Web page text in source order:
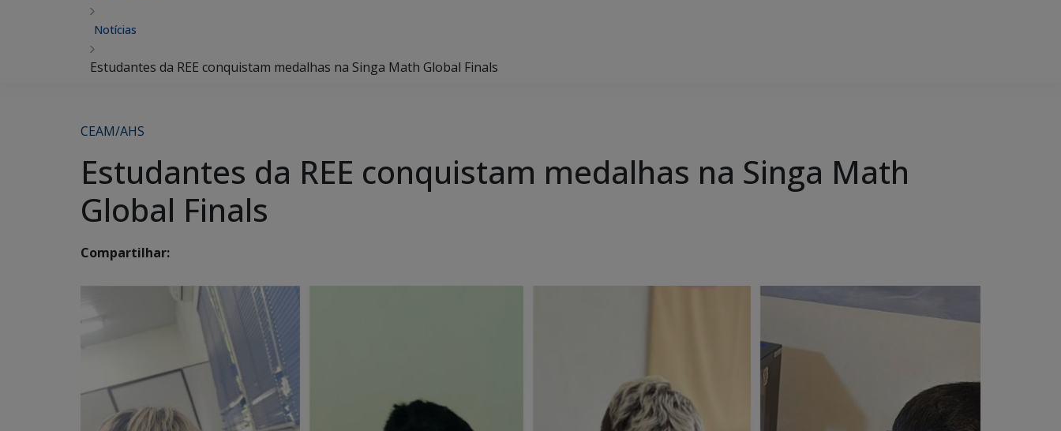
Notícias
Estudantes da REE conquistam medalhas na Singa Math Global Finals
CEAM/AHS
Estudantes da REE conquistam medalhas na Singa Math
Global Finals
Compartilhar: